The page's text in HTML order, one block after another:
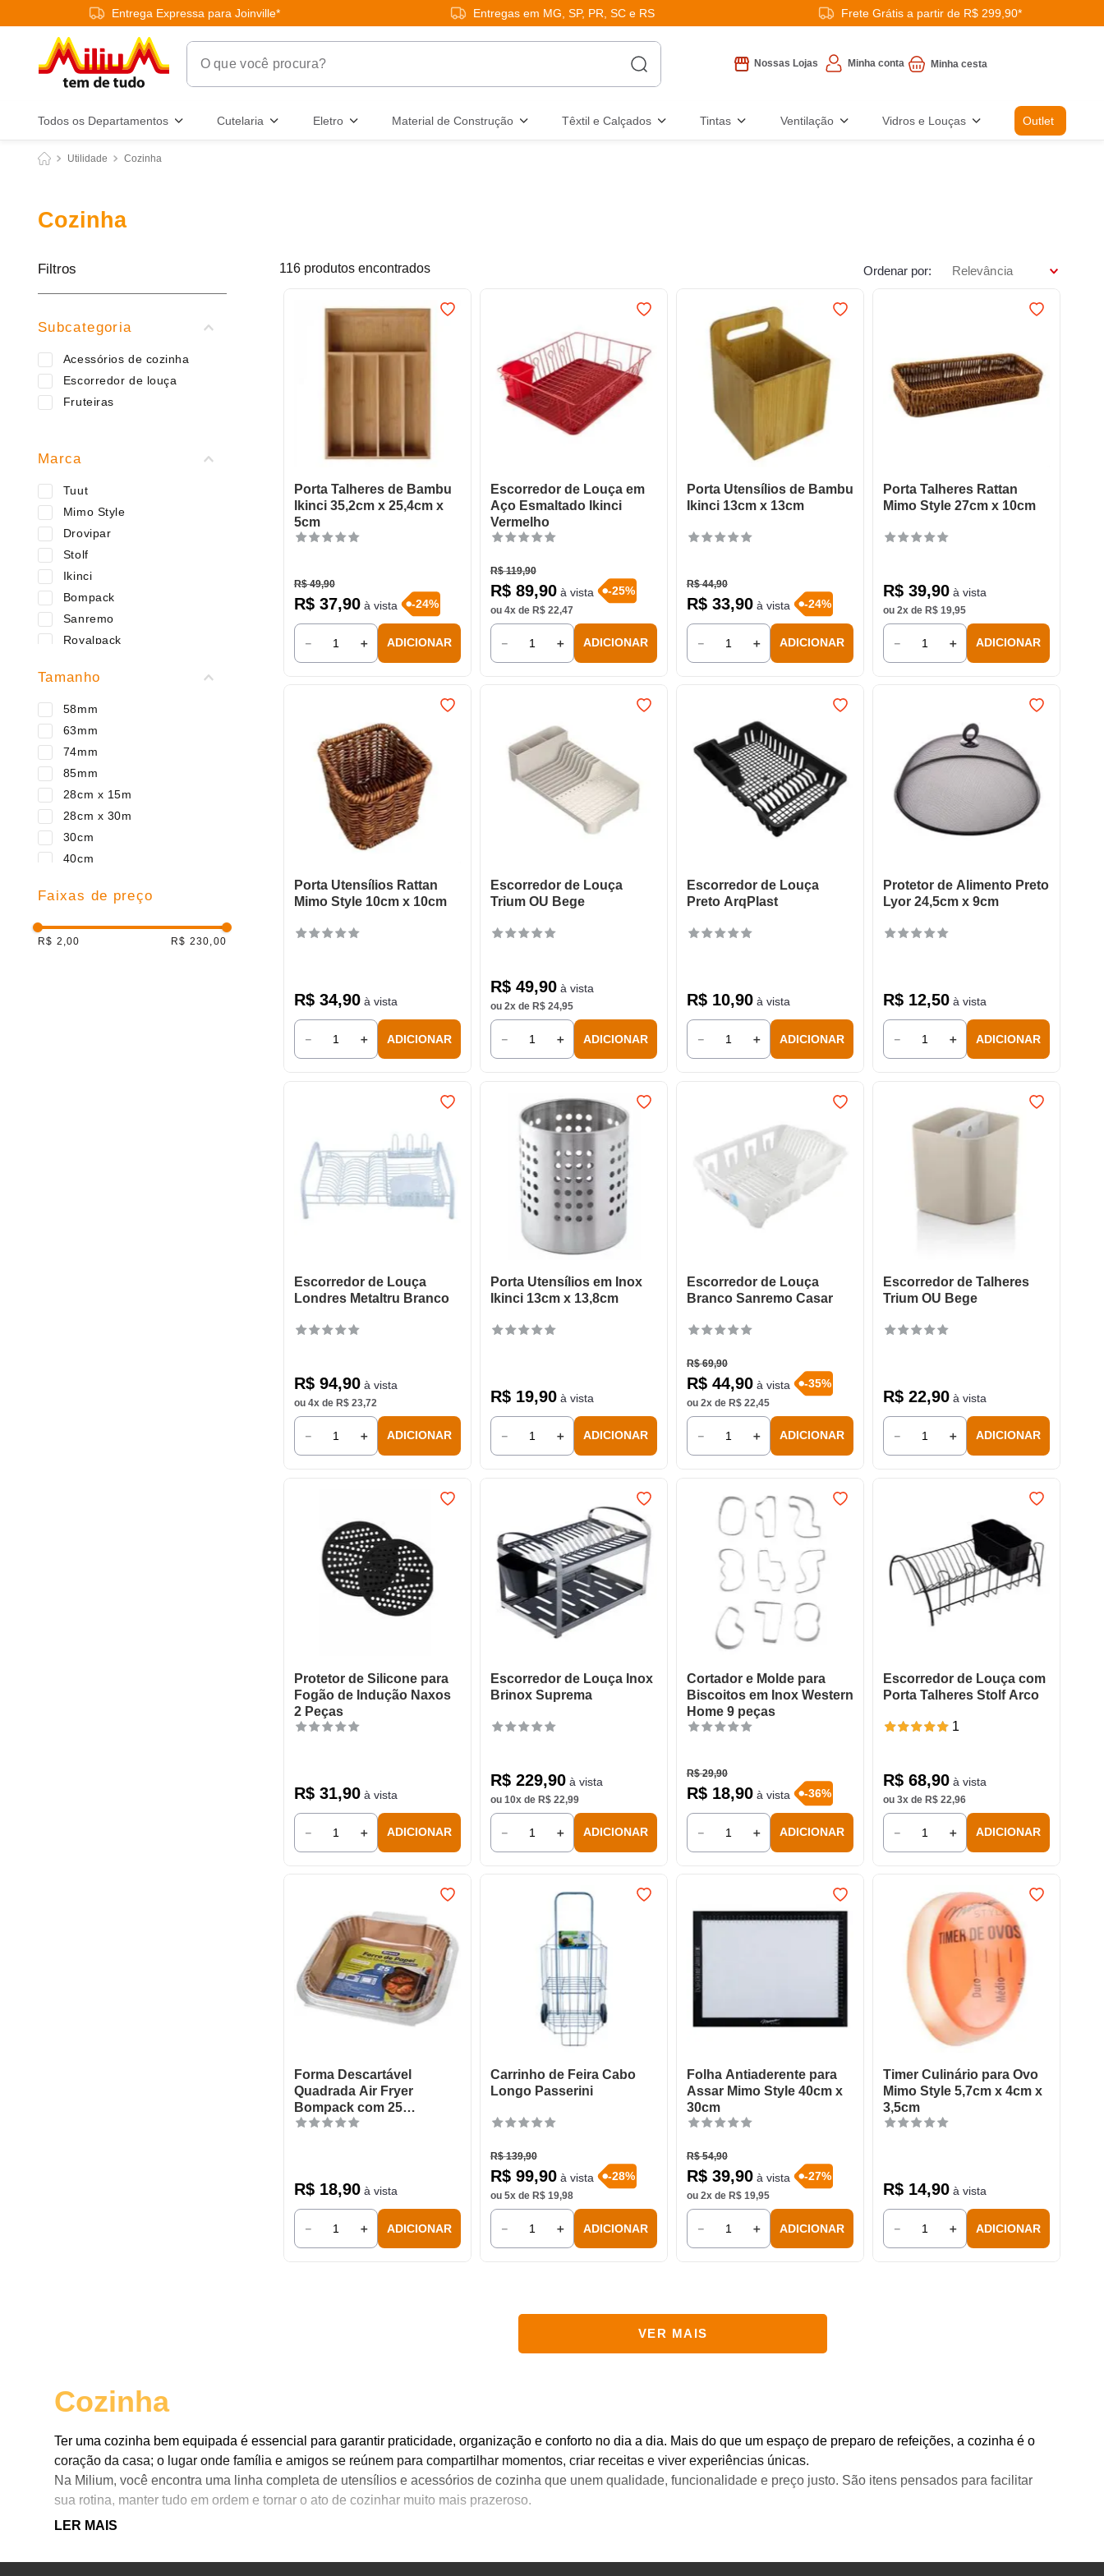
Entrega Expressa para Joinville* Entregas em MG, SP, PR, SC e RS Frete Grátis a partir de R$ 299,90*
O que você procura?
Nossas Lojas Minha conta
Todos os Departamentos Cutelaria Eletro Material de Construção Têxtil e Calçados Tintas Ventilação Vidros e Louças Outlet
Utilidade Cozinha
Cozinha
Filtros
Subcategoria
Acessórios de cozinha
Escorredor de louça
Fruteiras
Marca
Tuut
Mimo Style
Drovipar
Stolf
Ikinci
Bompack
Sanremo
Royalpack
Western
OU
Lyor
Tramontina
Top Chef
São Bernardo
Rojek
Plasvale
Newpro
Kehome
Brasforma
Tamanho
58mm
63mm
74mm
85mm
28cm x 15m
28cm x 30m
30cm
40cm
Faixas de preço
R$ 2,00 R$ 230,00
116 produtos Ordenar por Relevância
Porta Talheres de Bambu
Ikinci 35,2cm x 25,4cm x
5cm
R$ 49,90
R$ 37,90à vista -24%
＋
－ ADICIONAR
Escorredor de Louça em
Aço Esmaltado Ikinci
Vermelho
R$ 119,90
R$ 89,90à vista -25%
ou 4x de R$ 22,47
＋
－ ADICIONAR
Porta Utensílios de Bambu
Ikinci 13cm x 13cm
R$ 44,90
R$ 33,90à vista -24%
＋
－ ADICIONAR
Porta Talheres Rattan
Mimo Style 27cm x 10cm
R$ 39,90à vista
ou 2x de R$ 19,95
＋
－ ADICIONAR
Porta Utensílios Rattan
Mimo Style 10cm x 10cm
R$ 34,90à vista
＋
－ ADICIONAR
Escorredor de Louça
Trium OU Bege
R$ 49,90à vista
ou 2x de R$ 24,95
＋
－ ADICIONAR
Escorredor de Louça
Preto ArqPlast
R$ 10,90à vista
＋
－ ADICIONAR
Protetor de Alimento Preto
Lyor 24,5cm x 9cm
R$ 12,50à vista
＋
－ ADICIONAR
Escorredor de Louça
Londres Metaltru Branco
R$ 94,90à vista
ou 4x de R$ 23,72
＋
－ ADICIONAR
Porta Utensílios em Inox
Ikinci 13cm x 13,8cm
R$ 19,90à vista
＋
－ ADICIONAR
Escorredor de Louça
Branco Sanremo Casar
R$ 69,90
R$ 44,90à vista -35%
ou 2x de R$ 22,45
＋
－ ADICIONAR
Escorredor de Talheres
Trium OU Bege
R$ 22,90à vista
＋
－ ADICIONAR
Protetor de Silicone para
Fogão de Indução Naxos
2 Peças
R$ 31,90à vista
＋
－ ADICIONAR
Escorredor de Louça Inox
Brinox Suprema
R$ 229,90à vista
ou 10x de R$ 22,99
＋
－ ADICIONAR
Cortador e Molde para
Biscoitos em Inox Western
Home 9 peças
R$ 29,90
R$ 18,90à vista -36%
＋
－ ADICIONAR
Escorredor de Louça com
Porta Talheres Stolf Arco
1
R$ 68,90à vista
ou 3x de R$ 22,96
＋
－ ADICIONAR
Forma Descartável
Quadrada Air Fryer
Bompack com 25
unidades
R$ 18,90à vista
＋
－ ADICIONAR
Carrinho de Feira Cabo
Longo Passerini
R$ 139,90
R$ 99,90à vista -28%
ou 5x de R$ 19,98
＋
－ ADICIONAR
Folha Antiaderente para
Assar Mimo Style 40cm x
30cm
R$ 54,90
R$ 39,90à vista -27%
ou 2x de R$ 19,95
＋
－ ADICIONAR
Timer Culinário para Ovo
Mimo Style 5,7cm x 4cm x
3,5cm
R$ 14,90à vista
＋
－ ADICIONAR
Cozinha
Ter uma cozinha bem equipada é essencial para garantir praticidade, organização e conforto no dia a dia. Mais do que um espaço de preparo de refeições, a cozinha é o
coração da casa; o lugar onde família e amigos se reúnem para compartilhar momentos, criar receitas e viver experiências únicas.
Na Milium, você encontra uma linha completa de utensílios e acessórios de cozinha que unem qualidade, funcionalidade e preço justo. São itens pensados para facilitar
sua rotina, manter tudo em ordem e tornar o ato de cozinhar muito mais prazeroso.
Continue lendo para conhecer alguns dos produtos que você encontra em nosso catálogo e descubra como transformar sua cozinha em um espaço ainda mais funcional e
LER MAIS